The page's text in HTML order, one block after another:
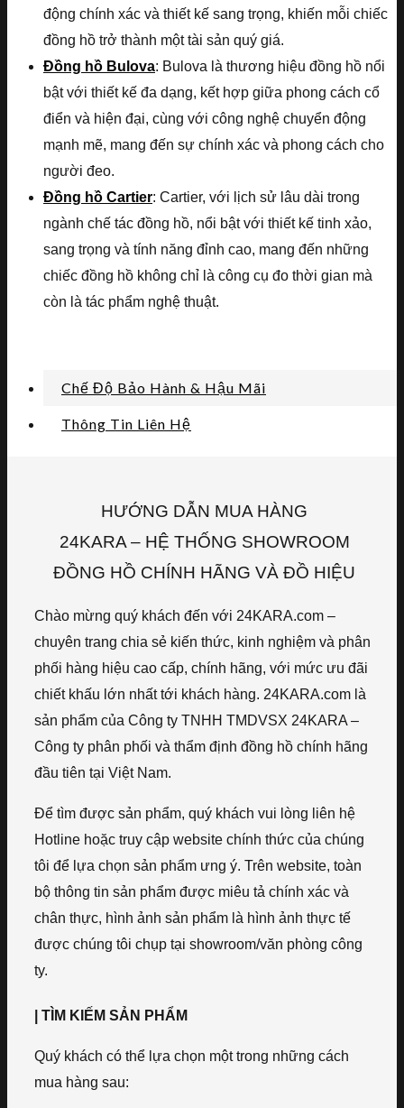
động chính xác và thiết kế sang trọng, khiến mỗi chiếc
đồng hồ trở thành một tài sản quý giá.
Đồng hồ Bulova: Bulova là thương hiệu đồng hồ nổi
bật với thiết kế đa dạng, kết hợp giữa phong cách cổ
điển và hiện đại, cùng với công nghệ chuyển động
mạnh mẽ, mang đến sự chính xác và phong cách cho
người đeo.
Đồng hồ Cartier: Cartier, với lịch sử lâu dài trong
ngành chế tác đồng hồ, nổi bật với thiết kế tinh xảo,
sang trọng và tính năng đỉnh cao, mang đến những
chiếc đồng hồ không chỉ là công cụ đo thời gian mà
còn là tác phẩm nghệ thuật.
Chế Độ Bảo Hành & Hậu Mãi
Thông Tin Liên Hệ
HƯỚNG DẪN MUA HÀNG
24KARA – HỆ THỐNG SHOWROOM
ĐỒNG HỒ CHÍNH HÃNG VÀ ĐỒ HIỆU
Chào mừng quý khách đến với 24KARA.com –
chuyên trang chia sẻ kiến thức, kinh nghiệm và phân
phối hàng hiệu cao cấp, chính hãng, với mức ưu đãi
chiết khấu lớn nhất tới khách hàng. 24KARA.com là
sản phẩm của Công ty TNHH TMDVSX 24KARA –
Công ty phân phối và thẩm định đồng hồ chính hãng
đầu tiên tại Việt Nam.
Để tìm được sản phẩm, quý khách vui lòng liên hệ
Hotline hoặc truy cập website chính thức của chúng
tôi để lựa chọn sản phẩm ưng ý. Trên website, toàn
bộ thông tin sản phẩm được miêu tả chính xác và
chân thực, hình ảnh sản phẩm là hình ảnh thực tế
được chúng tôi chụp tại showroom/văn phòng công
ty.
| TÌM KIẾM SẢN PHẨM
Quý khách có thể lựa chọn một trong những cách
mua hàng sau: